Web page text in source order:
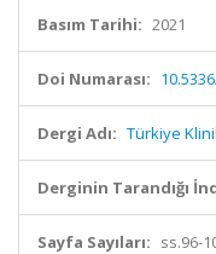
Basım Tarihi: 2021
Doi Numarası:
Dergi Adı: Türkiye
Derginin Tarandığı
Sayfa Sayıları: ss.96-